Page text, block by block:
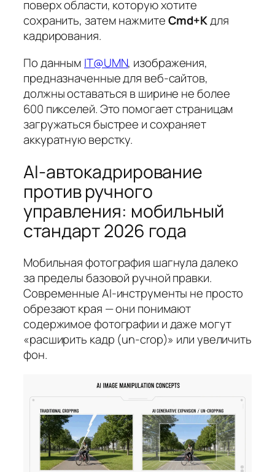
поверх области, которую хотите
сохранить, затем нажмитеCmd+Kдля
кадрирования.
По данным IT@UMN, изображения,
предназначенные для веб-сайтов,
должны оставаться в ширине не более
600 пикселей. Это помогает страницам
загружаться быстрее и сохраняет
аккуратную верстку.
AI-автокадрирование
против ручного
управления: мобильный
стандарт 2026 года
Мобильная фотография шагнула далеко
за пределы базовой ручной правки.
Современные AI-инструменты не просто
обрезают края — они понимают
содержимое фотографии и даже могут
«расширить кадр (un-crop)» или увеличить
фон.